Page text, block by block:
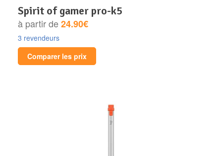
spirit of gamer pro-k5
à partir de24.90€
3 revendeurs
Comparer les prix